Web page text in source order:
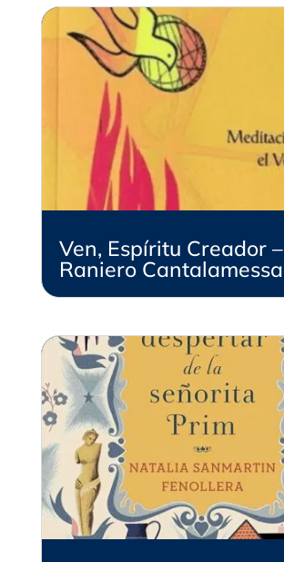
Ven, Espíritu Creador –
Raniero Cantalamessa